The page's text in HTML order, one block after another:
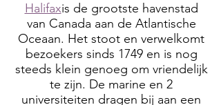
Halifaxis de grootste havenstad
van Canada aan de Atlantische
Oceaan. Het stoot en verwelkomt
bezoekers sinds 1749 en is nog
steeds klein genoeg om vriendelijk
te zijn. De marine en 2
universiteiten dragen bij aan een